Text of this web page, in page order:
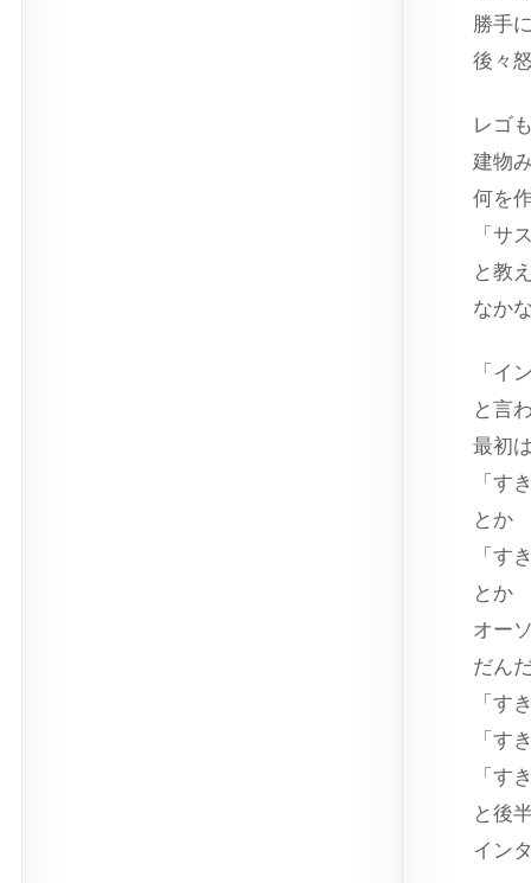
勝手
後々
レゴ
建物
何を
「サ
と教
なか
「イ
と言
最初
「す
とか
「す
とか
オー
だん
「す
「す
「す
と後
イン